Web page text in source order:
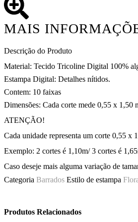
MAIS
Descrição do Produto
Material: Tecido Tricoline Digital 100%
Estampa Digital: Detalhes nítidos.
Contem: 10 faixas
Dimensões: Cada corte mede 0,55 x 1,50
ATENÇÃO!
Cada unidade representa um corte 0,55 x
Exemplo: 2 cortes é 1,10m/ 3 cortes é
Caso deseje mais alguma variação de
Categoria Barrados Estilo de estampa
Produtos Relacionados